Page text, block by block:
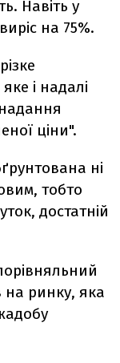
Навіть у
на 75%.
і надалі
ціни".
ні
тобто
достатній
на ринку, яка